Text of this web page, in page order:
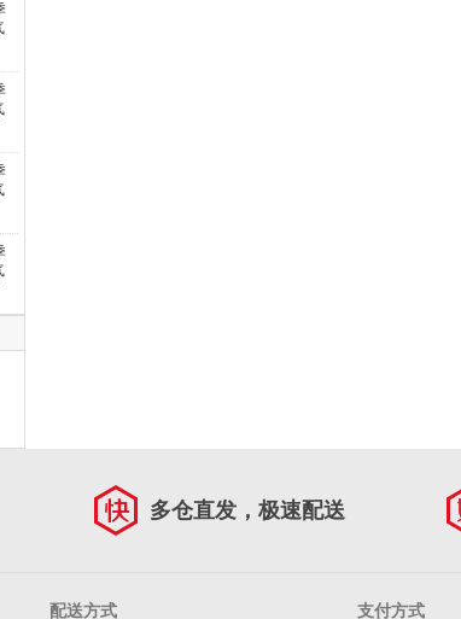
多仓直发，极速配送
配送方式 支付方式